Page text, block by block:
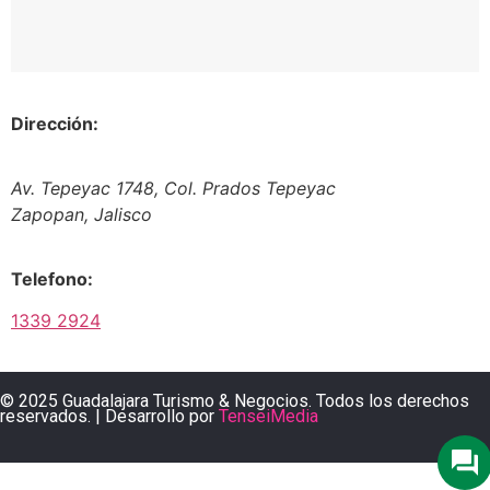
Dirección:
Av. Tepeyac 1748, Col. Prados Tepeyac
Zapopan, Jalisco
Telefono:
1339 2924
© 2025 Guadalajara Turismo & Negocios. Todos los derechos
reservados. | Desarrollo por TenseiMedia